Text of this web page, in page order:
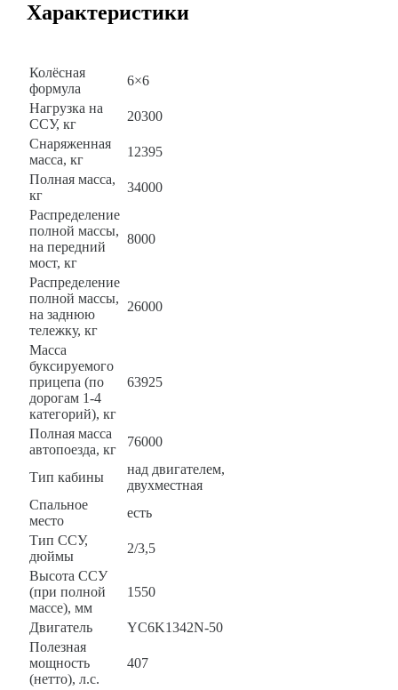
Характеристики
Колёсная
формула
6×6
Нагрузка на
ССУ, кг
20300
Снаряженная
масса, кг
12395
Полная масса,
кг
34000
Распределение
полной массы,
на передний
мост, кг
8000
Распределение
полной массы,
на заднюю
тележку, кг
26000
Масса
буксируемого
прицепа (по
дорогам 1-4
категорий), кг
63925
Полная масса
автопоезда, кг
76000
Тип кабины
над двигателем,
двухместная
Спальное
место
есть
Тип ССУ,
дюймы
2/3,5
Высота ССУ
(при полной
массе), мм
1550
Двигатель
YC6K1342N-50
Полезная
мощность
(нетто), л.с.
407